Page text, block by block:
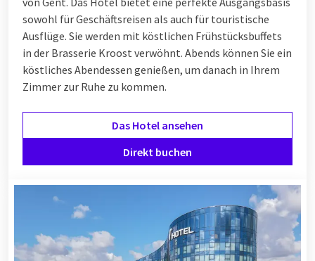
sowohl für Geschäftsreisen als auch für touristische
Ausflüge. Sie werden mit köstlichen Frühstücksbuffets
in der Brasserie Kroost verwöhnt. Abends können Sie ein
köstliches Abendessen genießen, um danach in Ihrem
Zimmer zur Ruhe zu kommen.
Das Hotel ansehen
Direkt buchen